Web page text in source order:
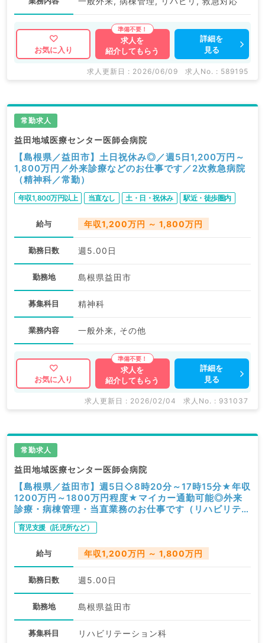
お気に入り
求人を
紹介してもらう
詳細を
見る
求人更新日 : 2026/06/09 求人No. : 589195
常勤求人
益田地域医療センター医師会病院
【島根県／益田市】土日祝休み◎／週5日1,200万円～
1,800万円／外来診療などのお仕事です／2次救急病院
（精神科／常勤）
年収1,800万円以上 当直なし 土・日・祝休み 駅近・徒歩圏内
給与 年収1,200万円 ～ 1,800万円
勤務日数 週5.00日
勤務地 島根県益田市
募集科目 精神科
業務内容 一般外来, その他
お気に入り
求人を
紹介してもらう
詳細を
見る
求人更新日 : 2026/02/04 求人No. : 931037
常勤求人
益田地域医療センター医師会病院
【島根県／益田市】週5日◇8時20分～17時15分★年収
1200万円～1800万円程度★マイカー通勤可能◎外来
診療・病棟管理・当直業務のお仕事です（リハビリテー
ション科／常勤）
育児支援（託児所など）
給与 年収1,200万円 ～ 1,800万円
勤務日数 週5.00日
勤務地 島根県益田市
募集科目 リハビリテーション科